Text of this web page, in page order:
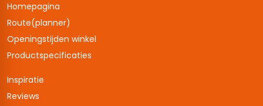
Homepagina
Route(planner)
Openingstijden winkel
Productspecificaties
Inspiratie
Reviews